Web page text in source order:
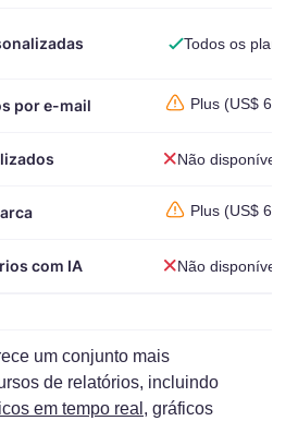
Todos os planos
por e-mail Plus (US$
Não disponível
Plus (US$
com IA Não disponível
um conjunto mais
de relatórios, incluindo
em tempo real , gráficos